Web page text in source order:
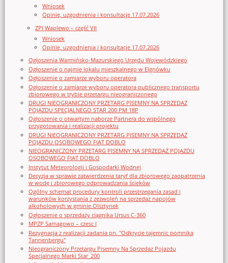
Wniosek
Opinie, uzgodnienia i konsultacje 17.07.2026
ZPI Waplewo – część VII
Wniosek
Opinie, uzgodnienia i konsultacje 17.07.2026
Ogłoszenia Warmińsko-Mazurskiego Urzędu Wojewódzkiego
Ogłoszenie o najmie lokalu mieszkalnego w Elgnówku
Ogłoszenie o zamiarze wyboru operatora
Ogłoszenie o zamiarze wyboru operatora publicznego transportu
zbiorowego w trybie przetargu nieograniczonego
DRUGI NIEOGRANICZONY PRZETARG PISEMNY NA SPRZEDAŻ
POJAZDU SPECJALNEGO STAR 200 PM 18P
Ogłoszenie o otwartym naborze Partnera do wspólnego
przygotowania i realizacji projektu
DRUGI NIEOGRANICZONY PRZETARG PISEMNY NA SPRZEDAŻ
POJAZDU OSOBOWEGO FIAT DOBLO
NIEOGRANICZONY PRZETARG PISEMNY NA SPRZEDAŻ POJAZDU
OSOBOWEGO FIAT DOBLO
Instytut Meteorologii i Gospodarki Wodnej
Decyzja w sprawie zatwierdzenia taryf dla zbiorowego zaopatrzenia
w wodę i zbiorowego odprowadzania ścieków
Ogólny schemat procedury kontroli przestrzegania zasad i
warunków korzystania z zezwoleń na sprzedaż napojów
alkoholowych w gminie Olsztynek
Ogłoszenie o sprzedaży ciągnika Ursus C-360
MPZP Samagowo – czesc I
Rezygnacja z realizacji zadania pn. "Odkrycie tajemnic pomnika
Tannenbergu"
Nieograniczony Przetargu Pisemny Na Sprzedaż Pojazdu
Specjalnego Marki Star_200